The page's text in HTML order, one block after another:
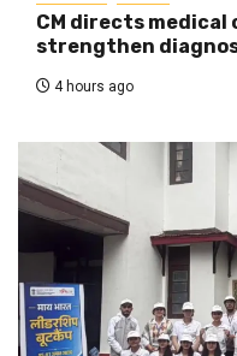
CM directs medical
strengthen
4 hours ago